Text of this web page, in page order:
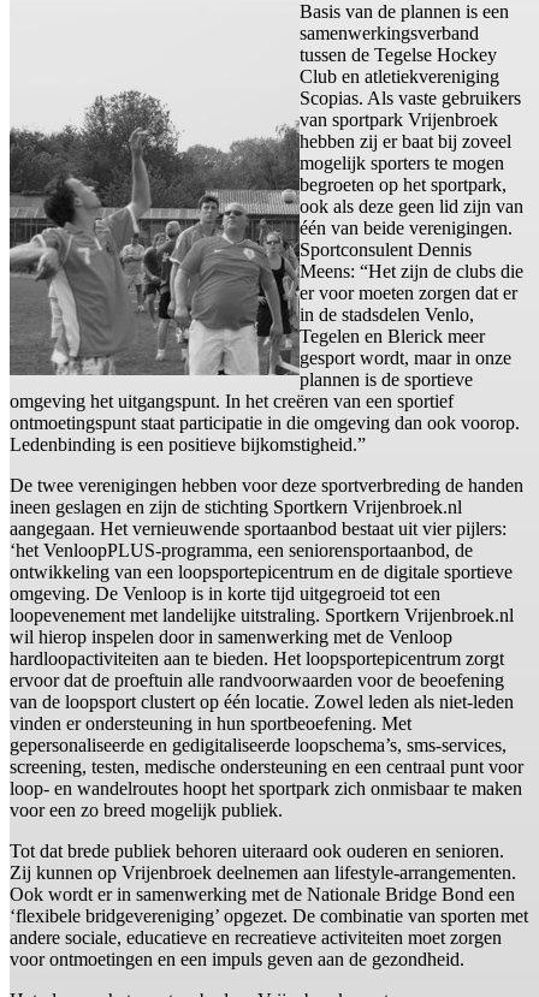
Basis van de plannen is een
samenwerkingsverband
tussen de Tegelse Hockey
Club en atletiekvereniging
Scopias. Als vaste gebruikers
van sportpark Vrijenbroek
hebben zij er baat bij zoveel
mogelijk sporters te mogen
begroeten op het sportpark,
ook als deze geen lid zijn van
één van beide verenigingen.
Sportconsulent Dennis
Meens: “Het zijn de clubs die
er voor moeten zorgen dat er
in de stadsdelen Venlo,
Tegelen en Blerick meer
gesport wordt, maar in onze
plannen is de sportieve
omgeving het uitgangspunt. In het creëren van een sportief
ontmoetingspunt staat participatie in die omgeving dan ook voorop.
Ledenbinding is een positieve bijkomstigheid.”
De twee verenigingen hebben voor deze sportverbreding de handen
ineen geslagen en zijn de stichting Sportkern Vrijenbroek.nl
aangegaan. Het vernieuwende sportaanbod bestaat uit vier pijlers:
‘het VenloopPLUS-programma, een seniorensportaanbod, de
ontwikkeling van een loopsportepicentrum en de digitale sportieve
omgeving. De Venloop is in korte tijd uitgegroeid tot een
loopevenement met landelijke uitstraling. Sportkern Vrijenbroek.nl
wil hierop inspelen door in samenwerking met de Venloop
hardloopactiviteiten aan te bieden. Het loopsportepicentrum zorgt
ervoor dat de proeftuin alle randvoorwaarden voor de beoefening
van de loopsport clustert op één locatie. Zowel leden als niet-leden
vinden er ondersteuning in hun sportbeoefening. Met
gepersonaliseerde en gedigitaliseerde loopschema’s, sms-services,
screening, testen, medische ondersteuning en een centraal punt voor
loop- en wandelroutes hoopt het sportpark zich onmisbaar te maken
voor een zo breed mogelijk publiek.
Tot dat brede publiek behoren uiteraard ook ouderen en senioren.
Zij kunnen op Vrijenbroek deelnemen aan lifestyle-arrangementen.
Ook wordt er in samenwerking met de Nationale Bridge Bond een
‘flexibele bridgevereniging’ opgezet. De combinatie van sporten met
andere sociale, educatieve en recreatieve activiteiten moet zorgen
voor ontmoetingen en een impuls geven aan de gezondheid.